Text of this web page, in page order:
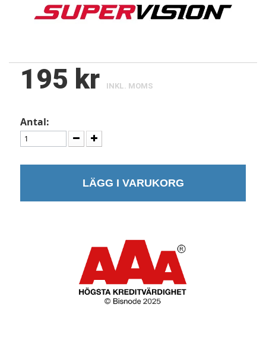
195 kr INKL. MOMS
Antal:
LÄGG I VARUKORG